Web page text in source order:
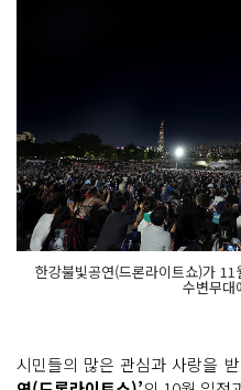
한강불빛공연(드론라이트쇼)가
수변무대
시민들의 많은 관심과 사랑을